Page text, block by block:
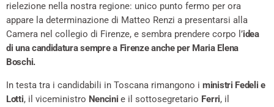
rielezione nella nostra regione: unico punto fermo per ora
appare la determinazione di Matteo Renzi a presentarsi alla
Camera nel collegio di Firenze, e sembra prendere corpo l’idea
di una candidatura sempre a Firenze anche per Maria Elena
Boschi.
In testa tra i candidabili in Toscana rimangono i ministri Fedeli e
Lotti, il viceministro Nencini e il sottosegretario Ferri, il